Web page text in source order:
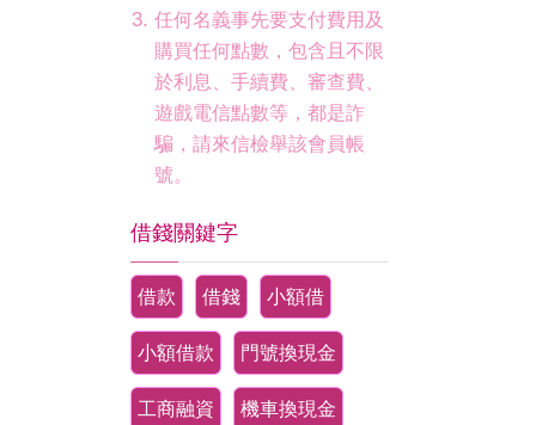
任何名義事先要支付費用及
購買任何點數，包含且不限
於利息、手續費、審查費、
遊戲電信點數等，都是詐
騙，請來信檢舉該會員帳
號。
借錢關鍵字
借款 借錢 小額借
小額借款 門號換現金
工商融資 機車換現金